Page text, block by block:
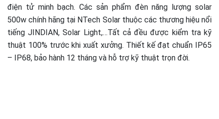
điện tử minh bạch. Các sản phẩm đèn năng lượng solar
500w chính hãng tại NTech Solar thuộc các thương hiệu nổi
tiếng JINDIAN, Solar Light,…Tất cả đều được kiểm tra kỹ
thuật 100% trước khi xuất xưởng. Thiết kế đạt chuẩn IP65
– IP68, bảo hành 12 tháng và hỗ trợ kỹ thuật trọn đời.